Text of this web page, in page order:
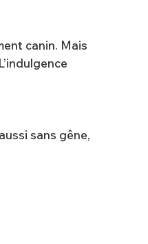
canin. Mais
sans gêne,